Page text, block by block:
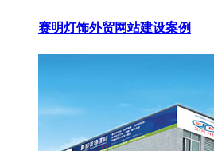
赛明灯饰外贸网站建设案例